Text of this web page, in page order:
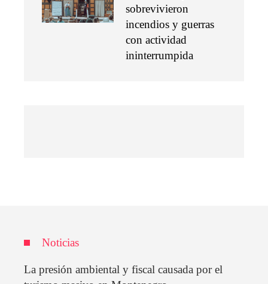
sobrevivieron
incendios y guerras
con actividad
ininterrumpida
Noticias
La presión ambiental y fiscal causada por el